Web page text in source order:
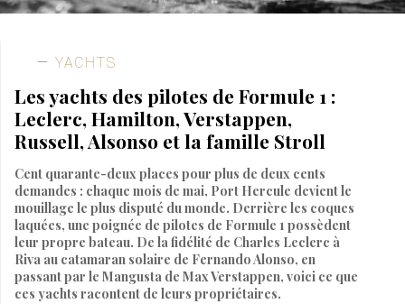
YACHTS
Les yachts des pilotes de Formule 1 :
Leclerc, Hamilton, Verstappen,
Russell, Alsonso et la famille Stroll
Cent quarante-deux places pour plus de deux cents
demandes : chaque mois de mai, Port Hercule devient le
mouillage le plus disputé du monde. Derrière les coques
laquées, une poignée de pilotes de Formule 1 possèdent
leur propre bateau. De la fidélité de Charles Leclerc à
Riva au catamaran solaire de Fernando Alonso, en
passant par le Mangusta de Max Verstappen, voici ce que
ces yachts racontent de leurs propriétaires.